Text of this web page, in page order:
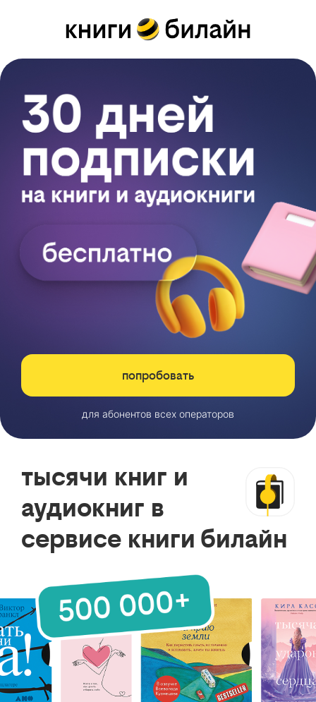
попробовать
для абонентов всех операторов
тысячи книг и
аудиокниг в
сервисе книги билайн